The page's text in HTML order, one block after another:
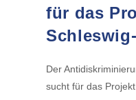
für das
Der
sucht für das